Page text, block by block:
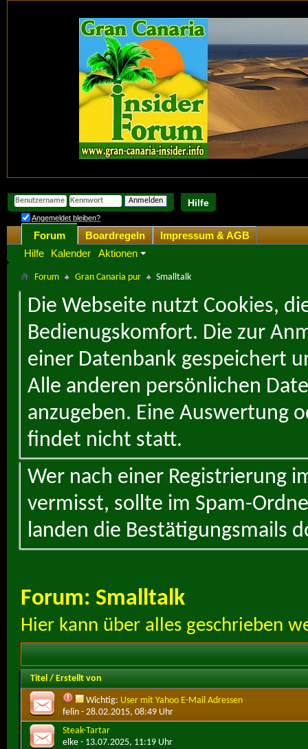
Hilfe
Angemeldet bleiben?
Forum
Hilfe
Kalender Aktionen
Boardregeln Impressum & AGB
Forum Gran Canaria pur Smalltalk
Die Webseite nutzt Cookies,
Bedienugskomfort. Die zur
einer Datenbank gespeichert
Alle anderen persönlichen
anzugeben. Eine Auswertung
findet nicht statt.
Wer nach einer Registrierung
vermisst, sollte im Spam-
landen die Bestätigungsmails
Forum: Smalltalk
Hier kann über alles geschrieben
Titel / Erstellt von
Wichtig: User mit Yahoo E-Mail Adressen
felin - 28.02.2015, 08:49 Uhr
Steak-Tartar
elke - 13.07.2025, 11:19 Uhr